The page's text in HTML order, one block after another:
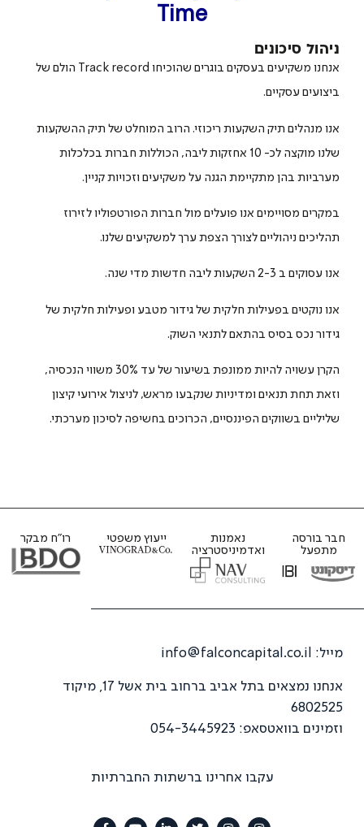
Time
ניהול סיכונים
אנחנו משקיעים בעסקים בוגרים שהוכיחו Track record הולם של
ביצועים עסקיים.
אנו מנהלים תיק השקעות ריכוזי. הרוב המוחלט של תיק ההשקעות
שלנו מוקצה לכ- 10 אחזקות ליבה, הכוללות חברות בכלכלות
מערביות בהן מתקיימת הגנה על משקיעים וזכויות קניין.
במקרים מסויימים אנו פועלים מול חברות הפורטפוליו לזירוז
תהליכים ניהוליים לצורך הצפת ערך למשקיעים שלנו.
אנו עסוקים ב 2-3 השקעות ליבה חדשות מדי שנה.
אנו נוקטים בפעילות חלקית של גידור מטבע ופעילות חלקית של
גידור נכס בסיס בהתאם לתנאי השוק.
הקרן עשויה להיות ממונפת בשיעור של עד 30% משווי הנכסיה,
וזאת תחת תנאים ומדיניות שנקבעו מראש, לניצול אירועי קיצון
שליליים בשווקים הפיננסיים, הכרוכים בחשיפה לסיכון מערכתי.
חבר בורסה
מתפעל
נאמנות
ואדמיניסטרציה
ייעוץ משפטי רו"ח מבקר
מייל: info@falconcapital.co.il
אנחנו נמצאים בתל אביב ברחוב בית אשל 17, מיקוד
6802525
וזמינים בוואטסאפ: 054-3445923
עקבו אחרינו ברשתות החברתיות